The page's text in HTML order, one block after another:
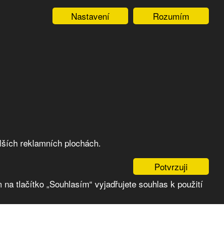
Rozumím
Nastavení
reklamních plochách.
Potvrzuji
tlačítko „Souhlasím“ vyjadřujete souhlas k použití